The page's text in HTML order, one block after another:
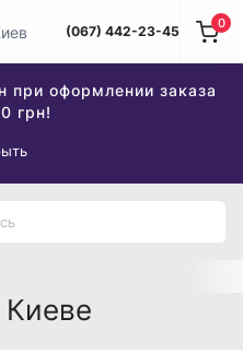
(067) 442-23-45
при оформлении заказа
грн!
0
Киеве